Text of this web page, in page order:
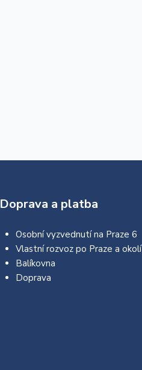
Doprava a platba
Osobní vyzvednutí na Praze 6
Vlastní rozvoz po Praze a okolí
Balíkovna
Doprava